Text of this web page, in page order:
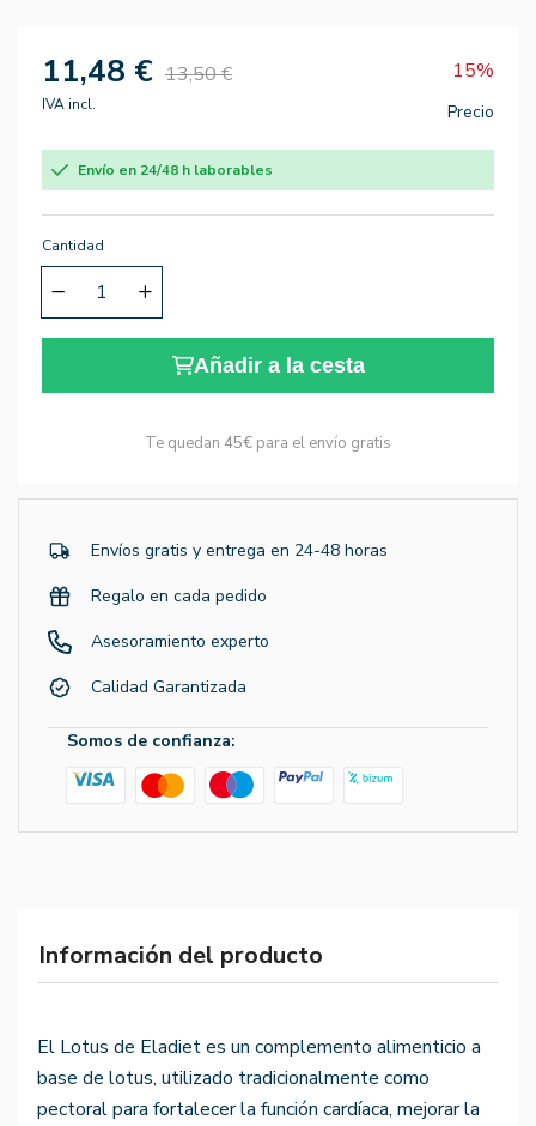
11,48 € 13,50 € 15%
IVA incl. Precio
Envío en 24/48 h laborables
Cantidad
Añadir a la cesta
Te quedan 45€ para el envío gratis
Envíos gratis y entrega en 24-48 horas
Regalo en cada pedido
Asesoramiento experto
Calidad Garantizada
Somos de confianza:
Información del producto
El Lotus de Eladiet es un complemento alimenticio a
base de lotus, utilizado tradicionalmente como
pectoral para fortalecer la función cardíaca, mejorar la